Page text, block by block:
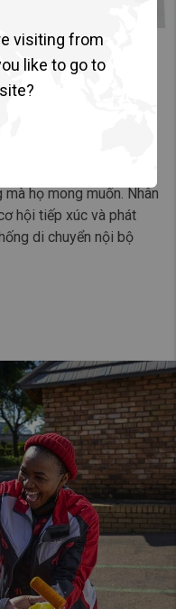
visiting from
like to go to
PHÁT TRIỂN
tôi đang ngồi trên
là đồng nghiệp của
họ mong muốn. Nhân
hội tiếp xúc và phát
di chuyển nội bộ